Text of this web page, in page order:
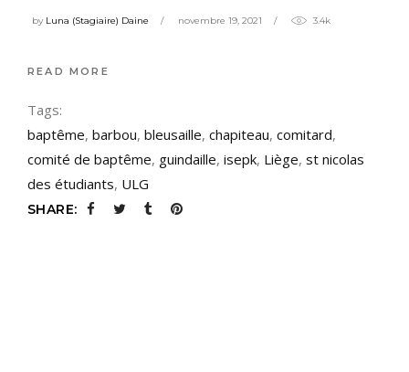
by Luna (Stagiaire) Daine novembre 19, 2021 3.4k
READ MORE
Tags:
baptême, barbou, bleusaille, chapiteau, comitard,
comité de baptême, guindaille, isepk, Liège, st nicolas
des étudiants, ULG
SHARE: